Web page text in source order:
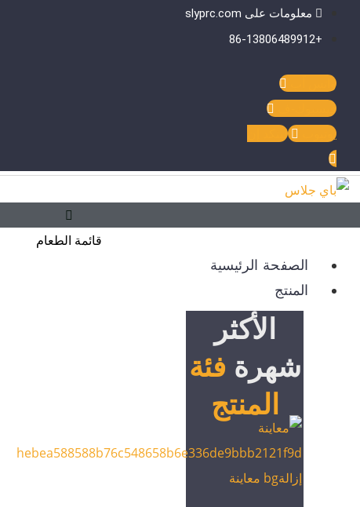
معلومات على slyprc.com
+86-13806489912
واتس آب
فيسبوك-ف
يوتيوب
لينكد إن
قائمة الطعام
الصفحة الرئيسية
المنتج
الأكثر
شهرة فئة
المنتج